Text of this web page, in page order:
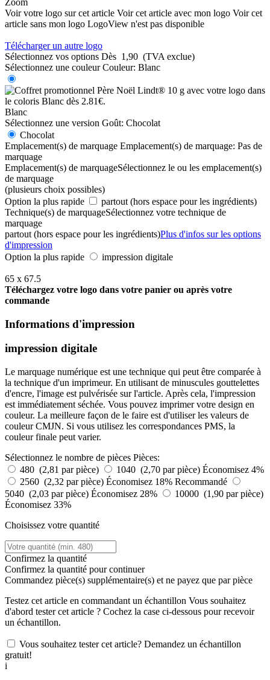
Voir votre logo sur cet article Voir cet article avec mon logo Voir cet
article sans mon logo LogoView n'est pas disponible
Télécharger un autre logo
Sélectionnez vos options Dès 1,90 (TVA exclue)
Sélectionnez une couleur Couleur: Blanc
Blanc
Sélectionnez une version Goût: Chocolat
Chocolat
Emplacement(s) de marquage Emplacement(s) de marquage: Pas de
marquage
Emplacement(s) de marquageSélectionnez le ou les emplacement(s)
de marquage
(plusieurs choix possibles)
Option la plus rapide
partout (hors espace pour les ingrédients)
Technique(s) de marquageSélectionnez votre technique de
marquage
partout (hors espace pour les ingrédients)Plus d'infos sur les options
d'impression
Option la plus rapide
impression digitale
65 x 67.5
Téléchargez votre logo dans votre panier ou après votre
commande
Informations d'impression
impression digitale
Le marquage numérique est une technique qui peut être comparée à
la technique d'un imprimeur. En utilisant de minuscules gouttelettes
d'encre, l'image est pulvérisée sur l'article. Après cela, l'impression
est immédiatement séchée. Vous pouvez imprimer votre design en
couleur. La meilleure façon de le faire est d'utiliser les valeurs de
couleur CMJN. Si vous utilisez les correspondances PMS, la
couleur finale peut varier.
Sélectionnez le nombre de pièces Pièces:
480 (2,81 par pièce)
1040 (2,70 par pièce) Économisez 4%
2560 (2,32 par pièce) Économisez 18% Recommandé
5040 (2,03 par pièce) Économisez 28%
10000 (1,90 par pièce)
Économisez 33%
Choisissez votre quantité
Confirmez la quantité
Confirmez la quantité pour continuer
Commandez pièce(s) supplémentaire(s) et ne payez que par pièce
Testez cet article en commandant un échantillon Vous souhaitez
d'abord tester cet article ? Cochez la case ci-dessous pour recevoir
un échantillon.
Vous souhaitez tester cet article? Demandez un échantillon
gratuit!
i